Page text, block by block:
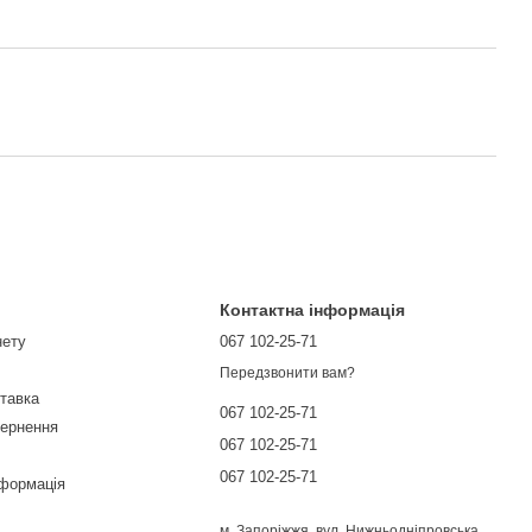
Контактна інформація
067 102-25-71
Передзвонити вам?
067 102-25-71
067 102-25-71
067 102-25-71